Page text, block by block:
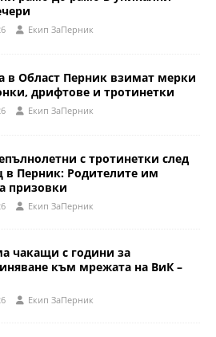
Eкип ЗаПерник
в Област Перник взимат мерки
дрифтове и тротинетки
Eкип ЗаПерник
с тротинетки след
в Перник: Родителите им
призовки
Eкип ЗаПерник
чакащи с години за
към мрежата на ВиК –
Eкип ЗаПерник